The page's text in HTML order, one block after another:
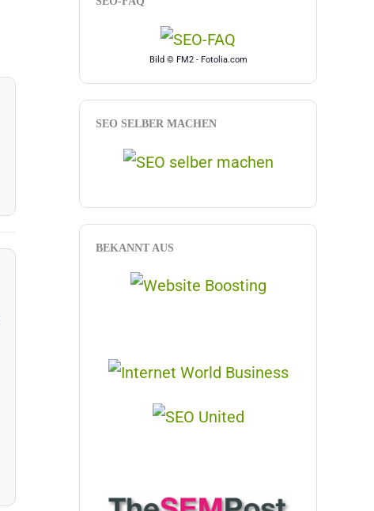
Bild © FM2 - Fotolia.com
SEO SELBER MACHEN
BEKANNT AUS